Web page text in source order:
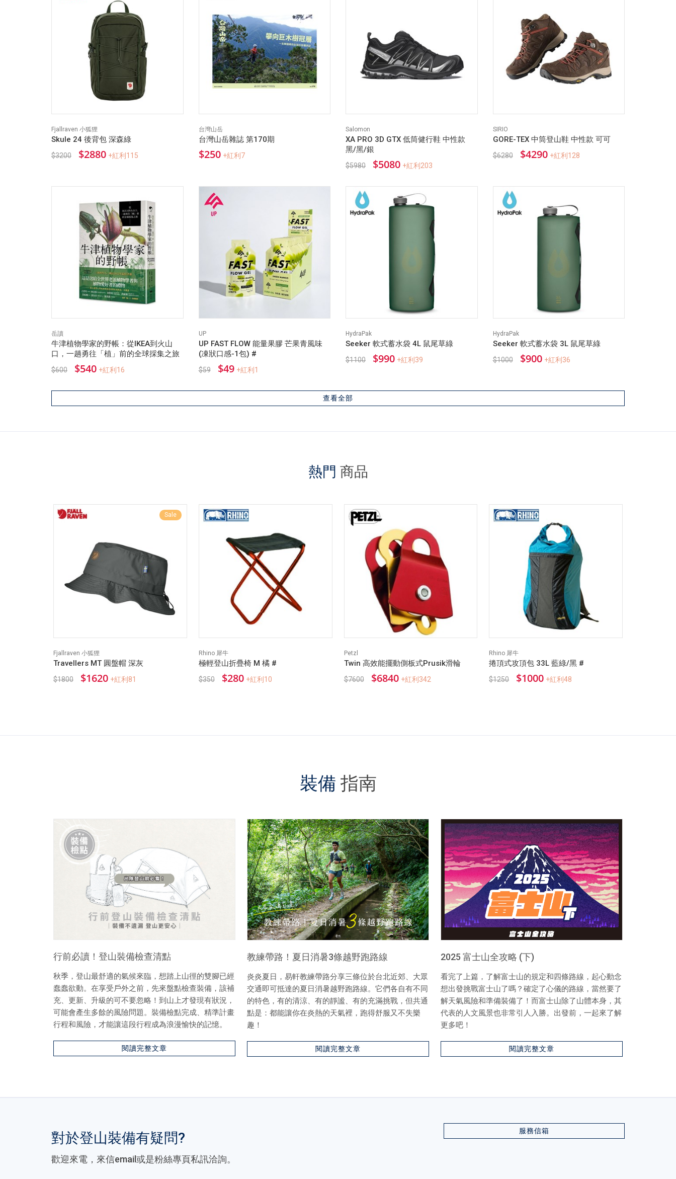
Fjallraven 小狐狸
Skule 24 後背包 深森綠
$3200 $2880 +紅利115
台灣山岳
台灣山岳雜誌 第170期
$250 +紅利7
Salomon
XA PRO 3D GTX 低筒健行鞋 中性款
黑/黑/銀
$5980 $5080 +紅利203
SIRIO
GORE-TEX 中筒登山鞋 中性款 可可
$6280 $4290 +紅利128
岳讀
牛津植物學家的野帳：從IKEA到火山
口，一趟勇往「植」前的全球採集之旅
$600 $540 +紅利16
UP
UP FAST FLOW 能量果膠 芒果青風味
(凍狀口感-1包) #
$59 $49 +紅利1
HydraPak
Seeker 軟式蓄水袋 4L 鼠尾草綠
$1100 $990 +紅利39
HydraPak
Seeker 軟式蓄水袋 3L 鼠尾草綠
$1000 $900 +紅利36
查看全部
熱門 商品
Sale
Fjallraven 小狐狸
Travellers MT 圓盤帽 深灰
$1800 $1620 +紅利81
Rhino 犀牛
極輕登山折疊椅 M 橘 #
$350 $280 +紅利10
Petzl
Twin 高效能擺動側板式Prusik滑輪
$7600 $6840 +紅利342
Rhino 犀牛
捲頂式攻頂包 33L 藍綠/黑 #
$1250 $1000 +紅利48
裝備 指南
行前必讀！登山裝備檢查清點
秋季，登山最舒適的氣候來臨，想踏上山徑的雙腳已經
蠢蠢欲動。在享受戶外之前，先來盤點檢查裝備，該補
充、更新、升級的可不要忽略！到山上才發現有狀況，
可能會產生多餘的風險問題。裝備檢點完成、精準計畫
行程和風險，才能讓這段行程成為浪漫愉快的記憶。
閱讀完整文章
教練帶路！夏日消暑3條越野跑路線
炎炎夏日，易軒教練帶路分享三條位於台北近郊、大眾
交通即可抵達的夏日消暑越野跑路線。它們各自有不同
的特色，有的清涼、有的靜謐、有的充滿挑戰，但共通
點是：都能讓你在炎熱的天氣裡，跑得舒服又不失樂
趣！
閱讀完整文章
2025 富士山全攻略 (下)
看完了上篇，了解富士山的規定和四條路線，起心動念
想出發挑戰富士山了嗎？確定了心儀的路線，當然要了
解天氣風險和準備裝備了！而富士山除了山體本身，其
代表的人文風景也非常引人入勝。出發前，一起來了解
更多吧！
閱讀完整文章
對於登山裝備有疑問?
歡迎來電，來信email或是粉絲專頁私訊洽詢。
服務信箱